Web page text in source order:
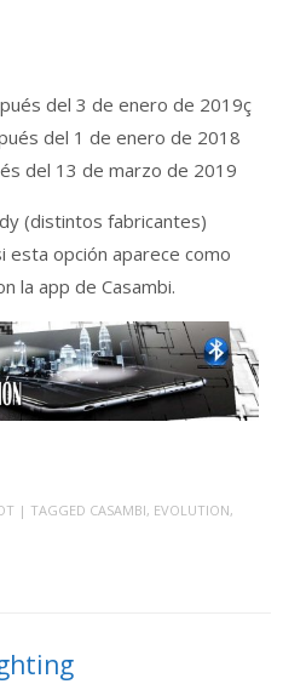
del 3 de enero de 2019ç
del 1 de enero de 2018
del 13 de marzo de 2019
(distintos fabricantes)
esta opción aparece como
la app de Casambi.
| TAGGED CASAMBI, EVOLUTION,